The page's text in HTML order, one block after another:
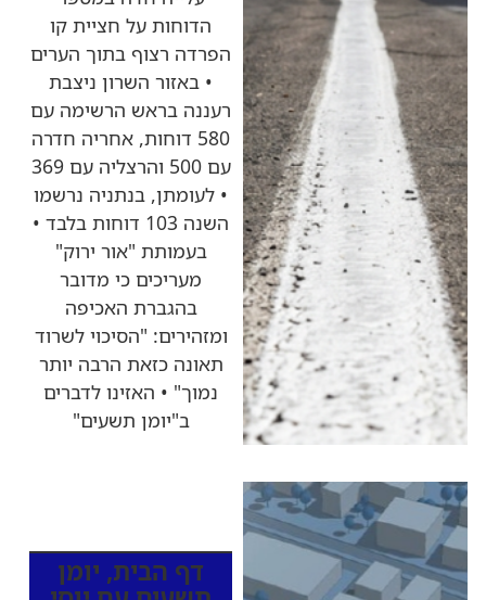
הדוחות על חציית קו
הפרדה רצוף בתוך הערים
• באזור השרון ניצבת
רעננה בראש הרשימה עם
580 דוחות, אחריה חדרה
עם 500 והרצליה עם 369
• לעומתן, בנתניה נרשמו
השנה 103 דוחות בלבד •
בעמותת "אור ירוק"
מעריכים כי מדובר
בהגברת האכיפה
ומזהירים: "הסיכוי לשרוד
תאונה כזאת הרבה יותר
נמוך" • האזינו לדברים
ב"יומן תשעים"
דף הבית, יומן